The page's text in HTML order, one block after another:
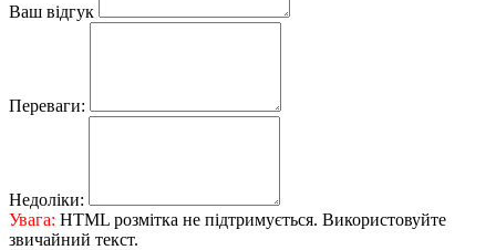
Ваш відгук
Переваги:
Недоліки:
Увага: HTML розмітка не підтримується. Використовуйте
звичайний текст.